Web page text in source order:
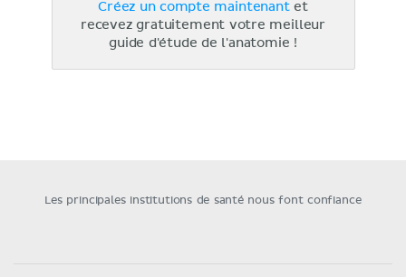
Créez un compte maintenantet
recevez gratuitement votre meilleur
guide d'étude de l'anatomie !
Les principales institutions de santé nous font confiance